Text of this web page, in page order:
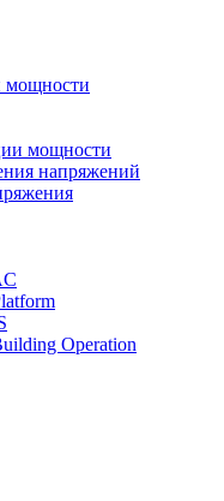
мощности
мощности
напряжений
Operation